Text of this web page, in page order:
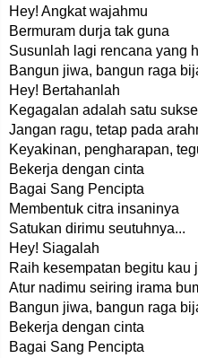
Hey! Angkat wajahmu
Bermuram durja tak guna
Susunlah lagi rencana yang
Bangun jiwa, bangun raga
Hey! Bertahanlah
Kegagalan adalah satu
Jangan ragu, tetap pada
Keyakinan, pengharapan,
Bekerja dengan cinta
Bagai Sang Pencipta
Membentuk citra insaninya
Satukan dirimu seutuhnya...
Hey! Siagalah
Raih kesempatan begitu kau
Atur nadimu seiring irama
Bangun jiwa, bangun raga
Bekerja dengan cinta
Bagai Sang Pencipta